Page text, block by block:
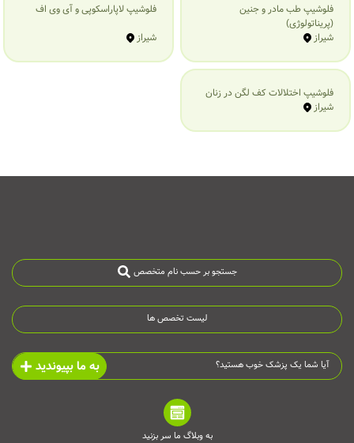
فلوشیپ طب مادر و جنین
(پریناتولوژی)
شیراز
فلوشیپ لاپاراسکوپی و آی وی اف
شیراز
فلوشیپ اختلالات کف لگن در زنان
شیراز
جستجو بر حسب نام متخصص
لیست تخصص ها
آیا شما یک پزشک خوب هستید؟ به ما بپیوندید
به وبلاگ ما سر بزنید